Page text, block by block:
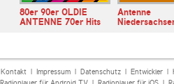
80er 90er OLDIE
ANTENNE 70er Hits
Antenne
Kontakt| Impressum| Datenschutz| Entwickler|